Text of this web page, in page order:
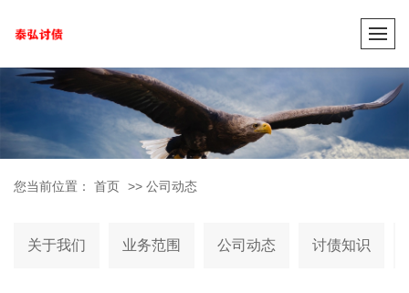
您当前位置： 首页 >> 公司动态
关于我们 业务范围 公司动态 讨债知识